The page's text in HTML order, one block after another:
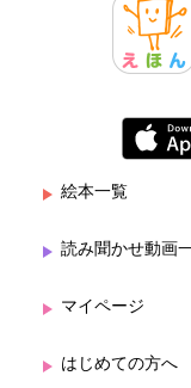
絵本一覧
読み聞かせ動画
マイページ
はじめての方へ